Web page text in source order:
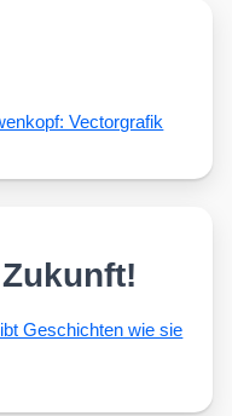
Geschich­ten wie sie